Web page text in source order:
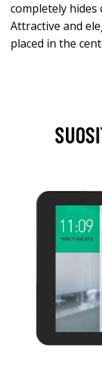
completely hides
Attractive and
placed in the